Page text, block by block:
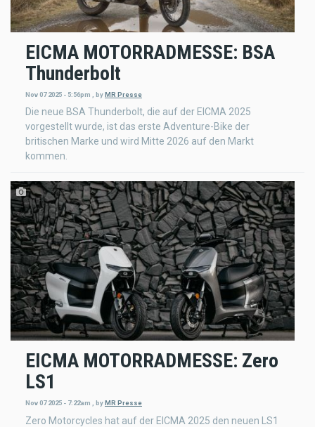
EICMA MOTORRADMESSE: BSA
Thunderbolt
Nov 07 2025 - 5:56pm byMR Presse
Die neue BSA Thunderbolt, die auf der EICMA 2025
vorgestellt wurde, ist das erste Adventure-Bike der
britischen Marke und wird Mitte 2026 auf den Markt
kommen.
EICMA MOTORRADMESSE: Zero
LS1
Nov 07 2025 - 7:22am byMR Presse
Zero Motorcycles hat auf der EICMA 2025 den neuen LS1